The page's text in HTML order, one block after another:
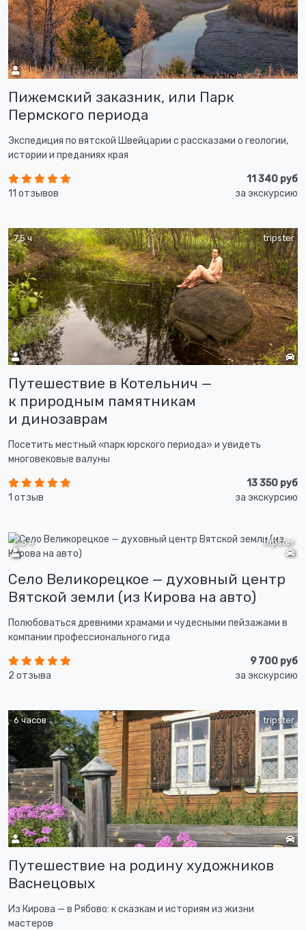
Пижемский заказник, или Парк
Пермского периода
Экспедиция по вятской Швейцарии с рассказами о геологии,
истории и преданиях края
11 отзывов
11 340 руб
за экскурсию
tripster
7,5 ч
Путешествие в Котельнич —
к природным памятникам
и динозаврам
Посетить местный «парк юрского периода» и увидеть
многовековые валуны
1 отзыв
13 350 руб
за экскурсию
tripster
5,5 ч
Село Великорецкое — духовный центр
Вятской земли (из Кирова на авто)
Полюбоваться древними храмами и чудесными пейзажами в
компании профессионального гида
2 отзыва
9 700 руб
за экскурсию
tripster
6 часов
Путешествие на родину художников
Васнецовых
Из Кирова — в Рябово: к сказкам и историям из жизни
мастеров